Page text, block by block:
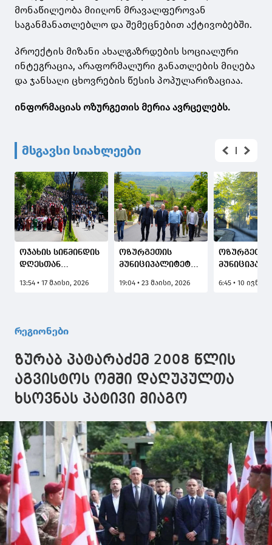
მონაწილეობა მიიღონ მრავალფეროვან
საგანმანათლებლო და შემეცნებით აქტივობებში.
პროექტის მიზანი ახალგაზრდების სოციალური
ინტეგრაცია, არაფორმალური განათლების მიღება
და ჯანსაღი ცხოვრების წესის პოპულარიზაციაა.
ინფორმაციას ოზურგეთის მერია ავრცელებს.
მსგავსი სიახლეები
ოჯახის სიწმინდის
დღესთან
ოზურგეთის
სახელობის
საკათედრო
პარაკლისი
აღევლინა და
საზეიმო
მსვლელობა
13:54 • 17 მაისი, 2026
ოზურგეთის
მუნიციპალიტეტში,
მე-3 ქუჩაზე გზის
19:04 • 23 მაისი, 2026
ოზურგეთის
მეხუთე
6:45 • 10
რეგიონები
ზურაბ პატარაძემ 2008 წლის
აგვისტოს ომში დაღუპულთა
ხსოვნას პატივი მიაგო